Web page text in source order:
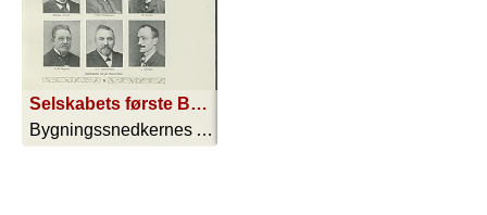
Selskabets første Bestyrelse
Bygningssnedkernes Aktieselskab - 1924